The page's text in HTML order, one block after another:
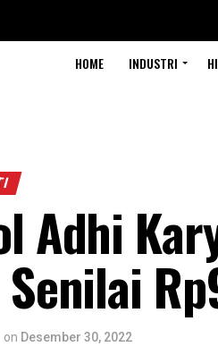
HOME INDUSTRI
Adhi
on Desember 30, 2022